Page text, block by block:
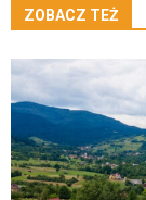
ZOBACZ TEŻ